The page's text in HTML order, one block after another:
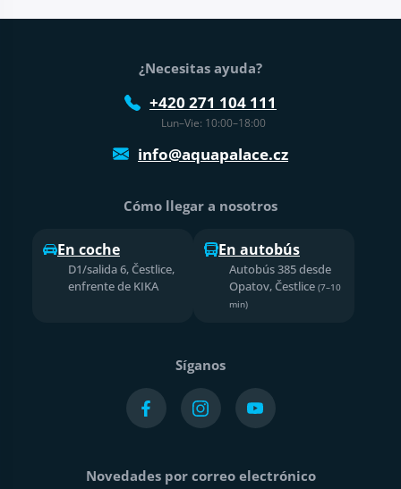
Pie de página
¿Necesitas ayuda?
+420 271 104 111
Lun–Vie: 10:00–18:00
info@aquapalace.cz
Cómo llegar a nosotros
En coche
D1/salida 6, Čestlice,
enfrente de KIKA
En autobús
Autobús 385 desde
Opatov, Čestlice (7–10
min)
Síganos
Novedades por correo electrónico